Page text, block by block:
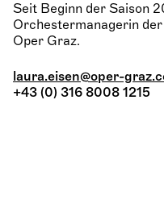
Seit Beginn der Saison
Orchestermanagerin
Oper Graz.
laura.eisen@oper-
+43 (0) 316 8008 1215